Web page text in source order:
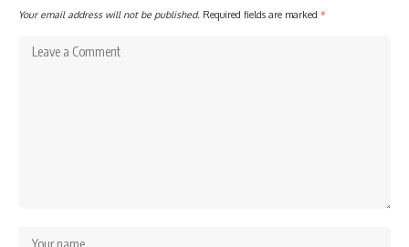
Your email address will not be published. Required fields are marked *